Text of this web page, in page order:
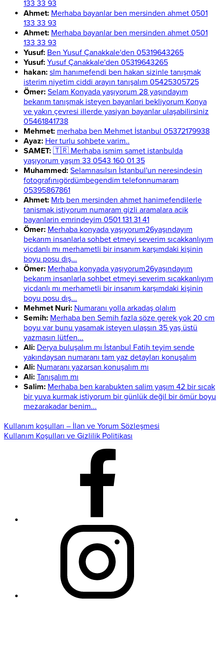
133 33 93
Ahmet: Merhaba bayanlar ben mersinden ahmet 0501
133 33 93
Ahmet: Merhaba bayanlar ben mersinden ahmet 0501
133 33 93
Yusuf: Ben Yusuf Çanakkale'den 05319643265
Yusuf: Yusuf Çanakkale'den 05319643265
hakan: slm hanımefendi ben hakan sizinle tanışmak
isterim niyetim ciddi arayın tanışalım 05425305725
Ömer: Selam Konyada yaşıyorum 28 yaşındayım
bekarım tanışmak isteyen bayanlari bekliyorum Konya
ve yakın çevresi illerde yasiyan bayanlar ulaşabilirsiniz
05461841738
Mehmet: merhaba ben Mehmet İstanbul 05372179938
Ayaz: Her turlu sohbete varim..
SAMET: 🇹🇷 Merhaba ismim samet istanbulda
yaşıyorum yaşım 33 0543 160 01 35
Muhammed: Selamnasılsın İstanbul'un neresindesin
fotografınıgördümbegendim telefonnumaram
05395867861
Ahmet: Mrb ben mersinden ahmet hanimefendilerle
tanismak istiyorum numaram gizli aramalara acik
bayanlarin emrindeyim 0501 131 31 41
Ömer: Merhaba konyada yaşıyorum26yaşındayım
bekarım insanlarla sohbet etmeyi severim sıcakkanlıyım
vicdanlı mı merhametli bir insanım karşımdaki kişinin
boyu posu dış...
Ömer: Merhaba konyada yaşıyorum26yaşındayım
bekarım insanlarla sohbet etmeyi severim sıcakkanlıyım
vicdanlı mı merhametli bir insanım karşımdaki kişinin
boyu posu dış...
Mehmet Nuri: Numaranı yolla arkadaş olalım
Semih: Merhaba ben Semih fazla söze gerek yok 20 cm
boyu var bunu yasamak isteyen ulaşsın 35 yaş üstü
yazmasın lütfen...
Ali: Derya buluşalım mı İstanbul Fatih teyim sende
yakındaysan numaranı tam yaz detayları konuşalım
Ali: Numaranı yazarsan konuşalım mı
Ali: Tanışalım mı
Salim: Merhaba ben karabukten salim yaşım 42 bir sıcak
bir yuva kurmak istiyorum bir günlük değil bir ömür boyu
mezarakadar benim...
Kullanım koşulları – İlan ve Yorum Sözleşmesi
Kullanım Koşulları ve Gizlilik Politikası